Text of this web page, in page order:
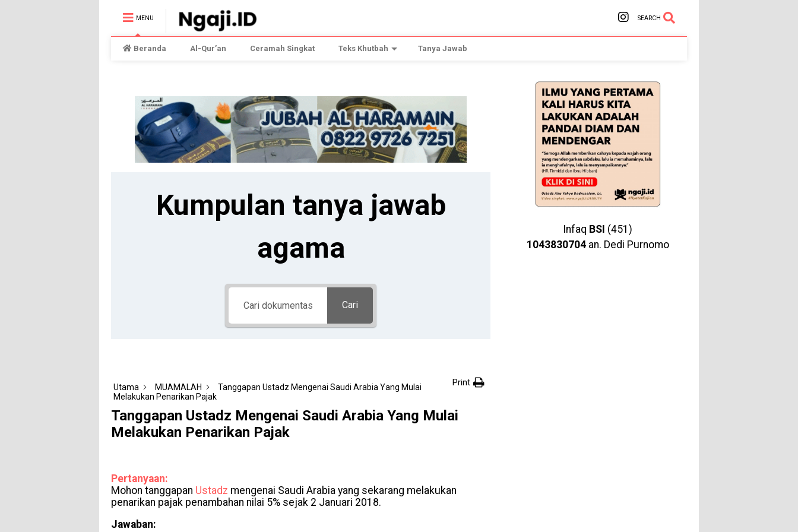
MENU SEARCH
Beranda Al-Qur’an Ceramah Singkat Teks Khutbah Tanya Jawab
Kumpulan tanya jawab
agama
Cari
Utama MUAMALAH
Tanggapan Ustadz Mengenai Saudi Arabia Yang Mulai
Melakukan Penarikan Pajak
Print
Tanggapan Ustadz Mengenai Saudi Arabia Yang Mulai
Melakukan Penarikan Pajak
Pertanyaan:
Mohon tanggapan Ustadz mengenai Saudi Arabia yang sekarang melakukan
penarikan pajak penambahan nilai 5% sejak 2 Januari 2018.
Jawaban:
Infaq BSI (451)
1043830704an. Dedi Purnomo